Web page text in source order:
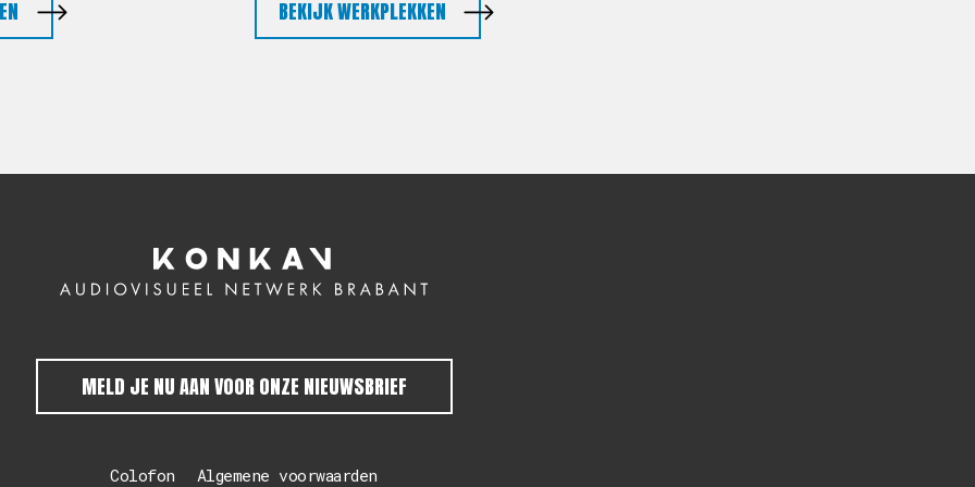
BEKIJK WERKPLEKKEN
MELD JE NU AAN VOOR ONZE NIEUWSBRIEF
Colofon Algemene voorwaarden